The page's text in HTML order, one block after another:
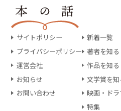
サイトポリシー
プライバシーポリシー
運営会社
お知らせ
お問い合わせ
新着一覧
著者を知る
作品を知る
文学賞を知
映画・ド
特集